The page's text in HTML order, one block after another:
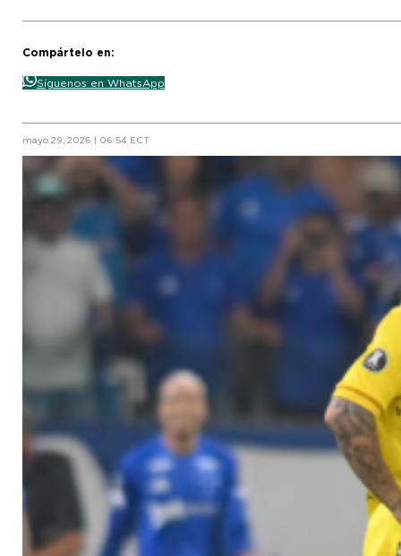
Compártelo en:
Síguenos en WhatsApp
mayo 29, 2026 | 06:54 ECT